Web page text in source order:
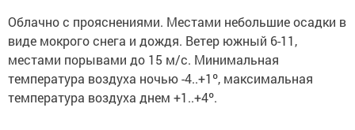
Облачно с прояснениями. Местами небольшие осадки в
виде мокрого снега и дождя. Ветер южный 6-11,
местами порывами до 15 м/с. Минимальная
температура воздуха ночью -4..+1º, максимальная
температура воздуха днем +1..+4º.